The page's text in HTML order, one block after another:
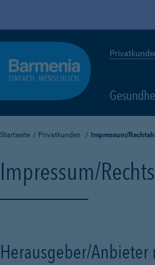
Startseite Privatkunden Impressum/
Impressum/
Herausgeber/Anbieter